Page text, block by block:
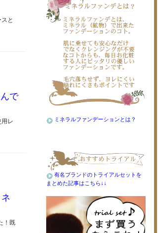
と
で
レ
！既
ミネラルファンデーションとは？
有名ブランドのトライアルセットを
まとめた記事はこちら↓↓